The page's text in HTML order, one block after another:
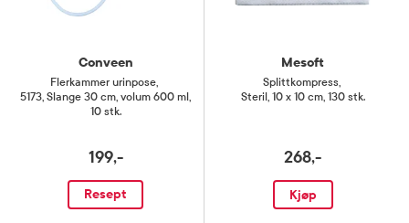
Conveen
Flerkammer urinpose,
5173, Slange 30 cm, volum 600 ml,
10 stk.
199,-
Resept
Mesoft
Splittkompress,
Steril, 10 x 10 cm, 130 stk.
268,-
Kjøp